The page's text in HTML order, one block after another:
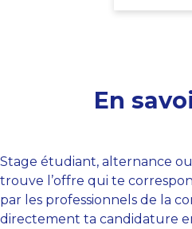
En
Stage étudiant, alternance
trouve l’offre qui te
par les professionnels de la
directement ta candidature